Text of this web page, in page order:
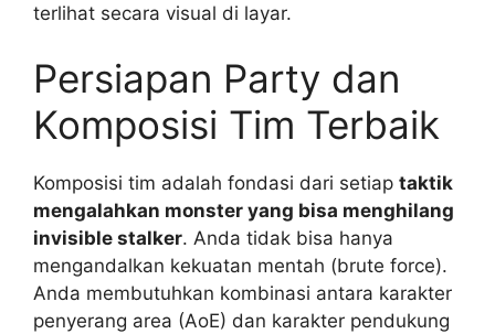
terlihat secara visual di layar.
Persiapan Party dan
Komposisi Tim Terbaik
Komposisi tim adalah fondasi dari setiap taktik
mengalahkan monster yang bisa menghilang
invisible stalker. Anda tidak bisa hanya
mengandalkan kekuatan mentah (brute force).
Anda membutuhkan kombinasi antara karakter
penyerang area (AoE) dan karakter pendukung